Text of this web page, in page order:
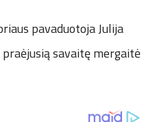
pavaduotoja Julija
savaitę mergaitė